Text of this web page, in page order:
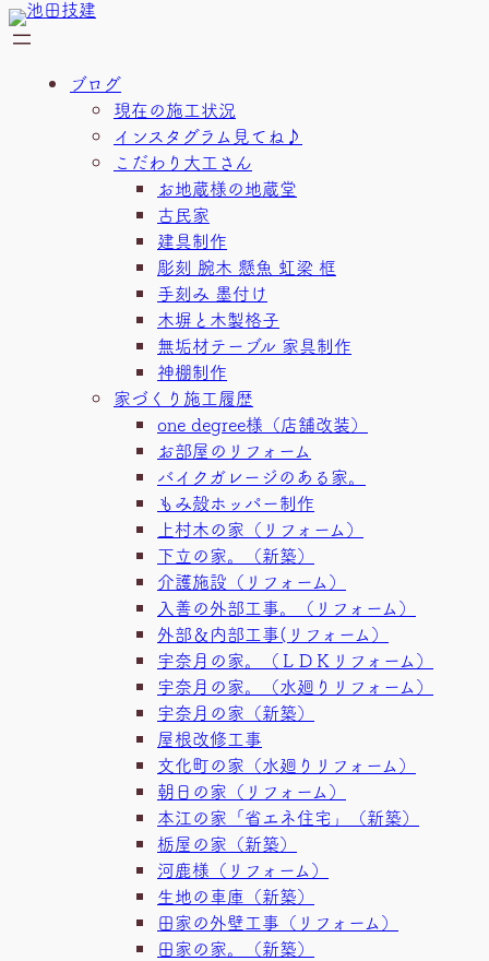
内
容
ブログ
現在の施工状況
インスタグラム見てね♪
こだわり大工さん
お地蔵様の地蔵堂
古民家
建具制作
彫刻 腕木 懸魚 虹梁 框
手刻み 墨付け
木塀と木製格子
無垢材テーブル 家具制作
神棚制作
家づくり施工履歴
one degree様（店舗改装）
お部屋のリフォーム
バイクガレージのある家。
もみ殻ホッパー制作
上村木の家（リフォーム）
下立の家。（新築）
介護施設（リフォーム）
入善の外部工事。（リフォーム）
外部＆内部工事(リフォーム）
宇奈月の家。（ＬＤＫリフォーム）
宇奈月の家。（水廻りリフォーム）
宇奈月の家（新築）
屋根改修工事
文化町の家（水廻りリフォーム）
朝日の家（リフォーム）
本江の家「省エネ住宅」（新築）
栃屋の家（新築）
河鹿様（リフォーム）
生地の車庫（新築）
田家の外壁工事（リフォーム）
田家の家。（新築）